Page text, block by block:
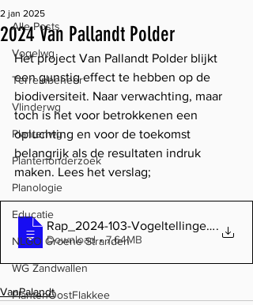
Alle Posts
Vogelwg
Terreinbeheer
Vlinderwg
Plantenwg
Plantenonderzoek
Planologie
Educatie
NLGO Groene Stranden
WG Zandwallen
PlantenOostFlakkee
2024 Van Pallandt Polder
2 jan 2025
Het project Van Pallandt Polder blijkt
een gunstig effect te hebben op de
biodiversiteit. Naar verwachting, maar
toch is het voor betrokkenen een
opluchting en voor de toekomst
belangrijk als de resultaten indruk
maken. Lees het verslag;
Rap_2024-103-Vogeltellingen-in-
.
Download • 7.64MB
VanPalandt